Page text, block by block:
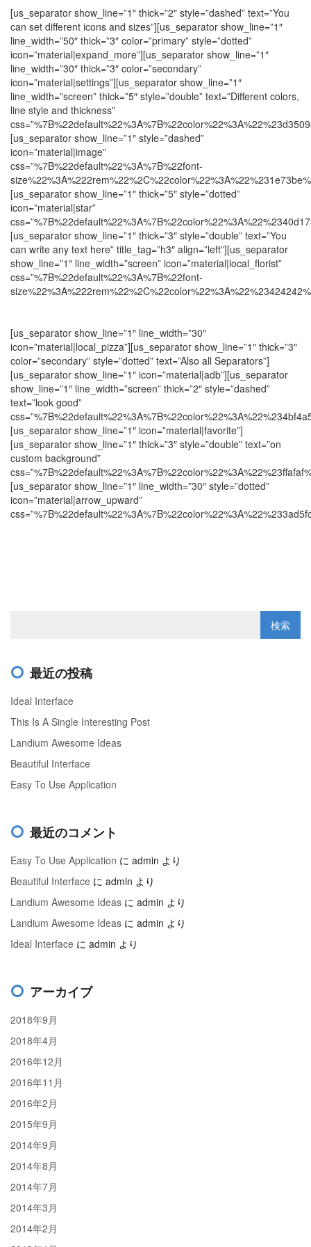
[us_separator show_line=”1″ thick=”2″ style=”dashed” text=”You
can set different icons and sizes”][us_separator show_line=”1″
line_width=”50″ thick=”3″ color=”primary” style=”dotted”
icon=”material|expand_more”][us_separator show_line=”1″
line_width=”30″ thick=”3″ color=”secondary”
icon=”material|settings”][us_separator show_line=”1″
line_width=”screen” thick=”5″ style=”double” text=”Different colors,
line style and thickness”
[us_separator show_line=”1″ style=”dashed”
icon=”material|image”
css=”%7B%22default%22%3A%7B%22font-
[us_separator show_line=”1″ thick=”5″ style=”dotted”
icon=”material|star”
[us_separator show_line=”1″ thick=”3″ style=”double” text=”You
can write any text here” title_tag=”h3″ align=”left”][us_separator
show_line=”1″ line_width=”screen” icon=”material|local_florist”
css=”%7B%22default%22%3A%7B%22font-
[us_separator show_line=”1″ line_width=”30″
icon=”material|local_pizza”][us_separator show_line=”1″ thick=”3″
color=”secondary” style=”dotted” text=”Also all Separators”]
[us_separator show_line=”1″ icon=”material|adb”][us_separator
show_line=”1″ line_width=”screen” thick=”2″ style=”dashed”
text=”look good”
[us_separator show_line=”1″ icon=”material|favorite”]
[us_separator show_line=”1″ thick=”3″ style=”double” text=”on
custom background”
[us_separator show_line=”1″ line_width=”30″ style=”dotted”
icon=”material|arrow_upward”
最近の投稿
Ideal Interface
This Is A Single Interesting Post
Landium Awesome Ideas
Beautiful Interface
Easy To Use Application
最近のコメント
Easy To Use Application に admin より
Beautiful Interface に admin より
Landium Awesome Ideas に admin より
Landium Awesome Ideas に admin より
Ideal Interface に admin より
アーカイブ
2018年9月
2018年4月
2016年12月
2016年11月
2016年2月
2015年9月
2014年9月
2014年8月
2014年7月
2014年3月
2014年2月